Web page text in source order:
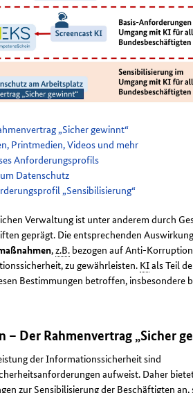
„Sicher gewinnt“
Printmedien, Videos und mehr
Anforderungsprofils
Datenschutz
„Sensibilisierung“
Verwaltung ist unter anderem durch
geprägt. Die entsprechenden
,z.B. bezogen auf Anti-
zu gewährleisten. KIals Teil
Bestimmungen betroffen, insbesondere
Der Rahmenvertrag „Sicher
der Informationssicherheit sind
aufweist. Daher
zur Sensibilisierung der Beschäftigten an,